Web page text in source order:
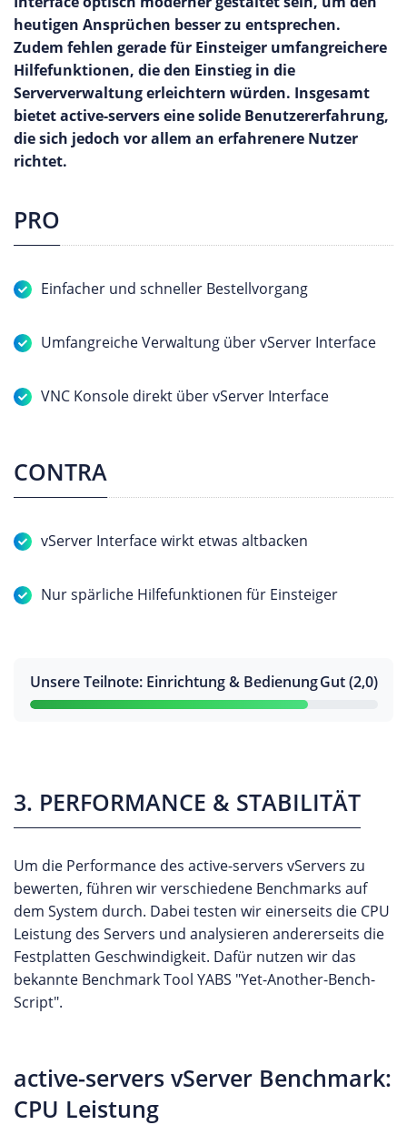
heutigen Ansprüchen besser zu entsprechen.
Zudem fehlen gerade für Einsteiger umfangreichere
Hilfefunktionen, die den Einstieg in die
Serververwaltung erleichtern würden. Insgesamt
bietet active-servers eine solide Benutzererfahrung,
die sich jedoch vor allem an erfahrenere Nutzer
richtet.
PRO
Einfacher und schneller Bestellvorgang
Umfangreiche Verwaltung über vServer Interface
VNC Konsole direkt über vServer Interface
CONTRA
vServer Interface wirkt etwas altbacken
Nur spärliche Hilfefunktionen für Einsteiger
Unsere Teilnote: Einrichtung & BedienungGut (2,0)
3. PERFORMANCE & STABILITÄT
Um die Performance des active-servers vServers zu
bewerten, führen wir verschiedene Benchmarks auf
dem System durch. Dabei testen wir einerseits die CPU
Leistung des Servers und analysieren andererseits die
Festplatten Geschwindigkeit. Dafür nutzen wir das
bekannte Benchmark Tool YABS "Yet-Another-Bench-
Script".
active-servers vServer Benchmark:
CPU Leistung